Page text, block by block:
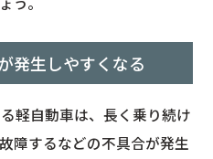
発生しやすくなる
軽自動車は、長く乗り続け
障するなどの不具合が発生